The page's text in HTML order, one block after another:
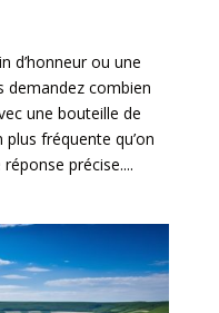
d’honneur ou une
demandez combien
une bouteille de
plus fréquente qu’on
précise....